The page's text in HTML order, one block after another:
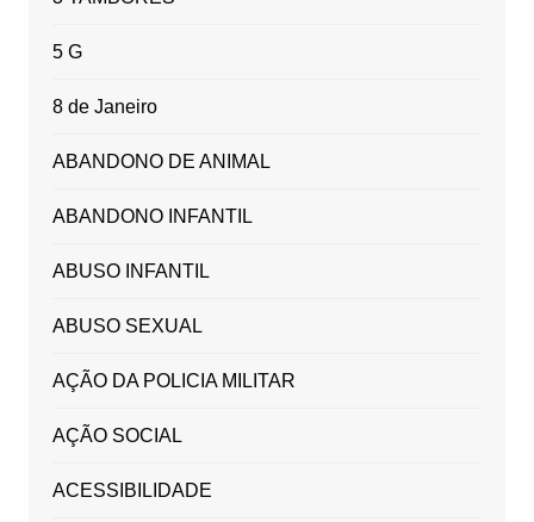
5 G
8 de Janeiro
ABANDONO DE ANIMAL
ABANDONO INFANTIL
ABUSO INFANTIL
ABUSO SEXUAL
AÇÃO DA POLICIA MILITAR
AÇÃO SOCIAL
ACESSIBILIDADE